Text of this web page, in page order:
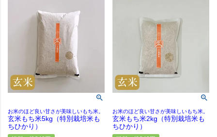
お米のほど良い甘さが美味しいもち米。
玄米もち米5kg（特別栽培米も
ちひかり）
お米のほど良い甘さが美味しいもち米。
玄米もち米2kg（特別栽培米も
ちひかり）